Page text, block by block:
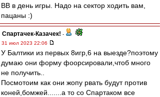
ВВ в день игры. Надо на сектор ходить вам,
пацаны :)
Спартачек-Казачек! -
31 июл 2023 22:06
У Балтики из первых 8игр,6 на выезде?поэтому
думаю они форму фоорсировали,чтоб много
не получить..
Посмотоим как они жопу рвать будут против
коней,бомжей.......а то со Спартаком все